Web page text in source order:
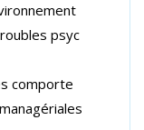
psyc
comporte